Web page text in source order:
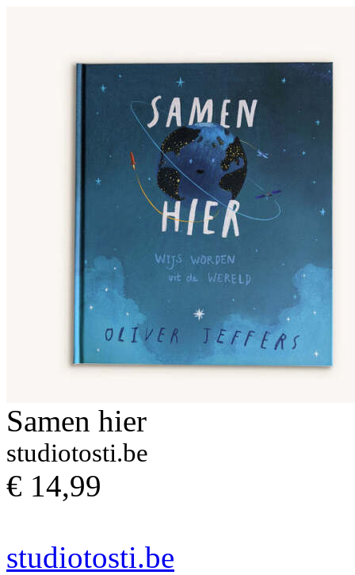
Samen hier
studiotosti.be
€ 14,99
studiotosti.be